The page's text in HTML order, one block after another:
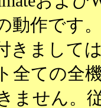
動作です
きまして
全ての全
ません。